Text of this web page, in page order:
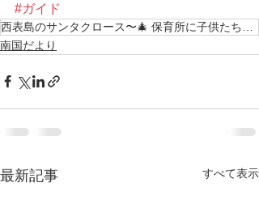
#ガイド
南国だより
最新記事 すべて表示